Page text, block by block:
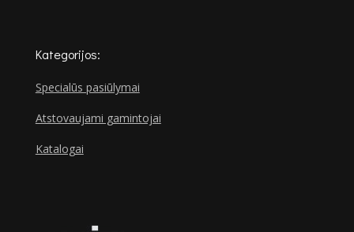
Kategorijos:
Specialūs pasiūlymai
Atstovaujami gamintojai
Katalogai